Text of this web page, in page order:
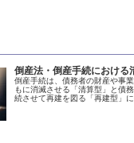
倒産法・倒産手続における
倒産手続は、債務者の財産や事
もに消滅させる「清算型」と債
続させて再建を図る「再建型」